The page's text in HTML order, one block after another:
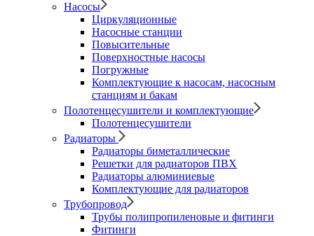
Насосы
Циркуляционные
Насосные станции
Повысительные
Поверхностные насосы
Погружные
Комплектующие к насосам, насосным
станциям и бакам
Полотенцесушители и комплектующие
Полотенцесушители
Радиаторы
Радиаторы биметаллические
Решетки для радиаторов ПВХ
Радиаторы алюминиевые
Комплектующие для радиаторов
Трубопровод
Трубы полипропиленовые и фитинги
Фитинги